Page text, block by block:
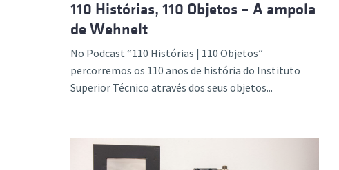
110 Histórias, 110 Objetos – A ampola
de Wehnelt
No Podcast “110 Histórias | 110 Objetos”
percorremos os 110 anos de história do Instituto
Superior Técnico através dos seus objetos...